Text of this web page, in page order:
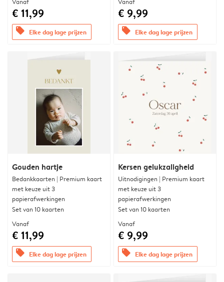
€ 11,99
offers Elke dag lage prijzen
€ 9,99
offers Elke dag lage prijzen
Gouden hartje
Bedankkaarten | Premium kaart
met keuze uit 3
papierafwerkingen
Set van 10 kaarten
Vanaf
€ 11,99
offers Elke dag lage prijzen
Kersen gelukzaligheid
Uitnodigingen | Premium kaart
met keuze uit 3
papierafwerkingen
Set van 10 kaarten
Vanaf
€ 9,99
offers Elke dag lage prijzen